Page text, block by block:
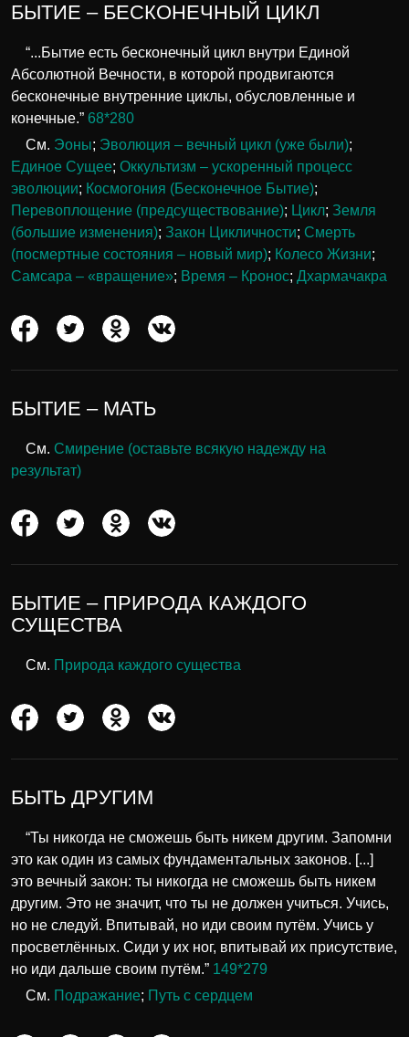
БЫТИЕ – БЕСКОНЕЧНЫЙ ЦИКЛ
“...Бытие есть бесконечный цикл внутри Единой
Абсолютной Вечности, в которой продвигаются
бесконечные внутренние циклы, обусловленные и
конечные.” 68*280
См. Эоны; Эволюция – вечный цикл (уже были);
Единое Сущее; Оккультизм – ускоренный процесс
эволюции; Космогония (Бесконечное Бытие);
Перевоплощение (предсуществование); Цикл; Земля
(большие изменения); Закон Цикличности; Смерть
(посмертные состояния – новый мир); Колесо Жизни;
Самсара – «вращение»; Время – Кронос; Дхармачакра
БЫТИЕ – МАТЬ
См. Смирение (оставьте всякую надежду на
результат)
БЫТИЕ – ПРИРОДА КАЖДОГО
СУЩЕСТВА
См. Природа каждого существа
БЫТЬ ДРУГИМ
“Ты никогда не сможешь быть никем другим. Запомни
это как один из самых фундаментальных законов. [...]
это вечный закон: ты никогда не сможешь быть никем
другим. Это не значит, что ты не должен учиться. Учись,
но не следуй. Впитывай, но иди своим путём. Учись у
просветлённых. Сиди у их ног, впитывай их присутствие,
но иди дальше своим путём.” 149*279
См. Подражание; Путь с сердцем